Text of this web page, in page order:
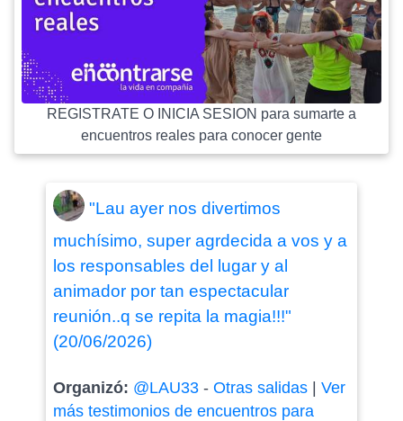
REGISTRATE O INICIA SESION para sumarte a
encuentros reales para conocer gente
"Lau ayer nos divertimos
muchísimo, super agrdecida a vos y a
los responsables del lugar y al
animador por tan espectacular
reunión..q se repita la magia!!!"
(20/06/2026)
Organizó: @LAU33- Otras salidas| Ver
más testimonios de encuentros para